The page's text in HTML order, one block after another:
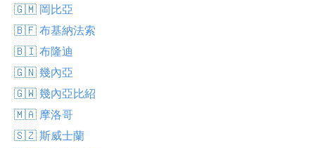
🇬🇲 岡比亞
🇧🇫 布基納法索
🇧🇮 布隆迪
🇬🇳 幾內亞
🇬🇼 幾內亞比紹
🇲🇦 摩洛哥
🇸🇿 斯威士蘭